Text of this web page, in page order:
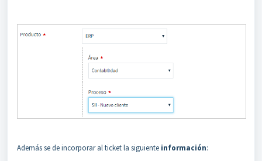
Además se de incorporar al ticket la siguiente información: